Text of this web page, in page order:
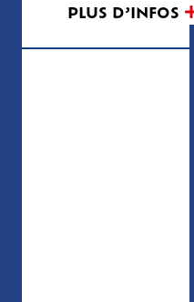
PLUS D’INFOS